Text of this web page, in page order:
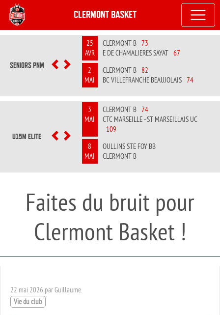
CLERMONT BASKET
SENIORS PNM PREVIOUS
NEXT
25
AVR
CLERMONT B 73
E DE CHAMALIERES SAYAT 67
2
MAI
CLERMONT B 82
BC VILLEFRANCHE BEAUJOLAIS 74
U15M ELITE PREVIOUS
NEXT
3
MAI
CLERMONT B 74
CTC MARSEILLE - ST MARSEILLAIS UC
109
8
MAI
OULLINS STE FOY BB
CLERMONT B
Faites du bruit pour
Clermont Basket !
22 mai 2026 par Guillaume.
Vie du club